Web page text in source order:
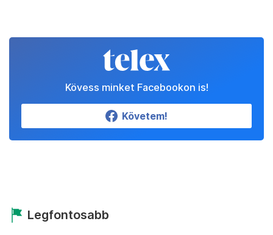
Kövess minket Facebookon is!
Követem!
Legfontosabb